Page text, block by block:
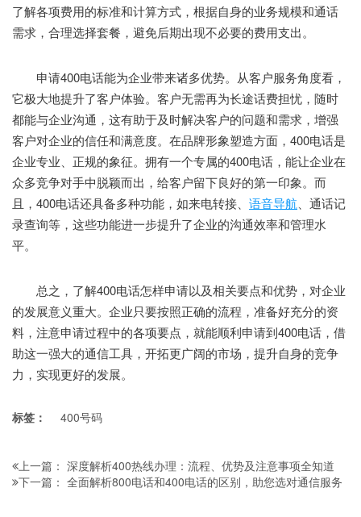
了解各项费用的标准和计算方式，根据自身的业务规模和通话
需求，合理选择套餐，避免后期出现不必要的费用支出。
申请400电话能为企业带来诸多优势。从客户服务角度看，
它极大地提升了客户体验。客户无需再为长途话费担忧，随时
都能与企业沟通，这有助于及时解决客户的问题和需求，增强
客户对企业的信任和满意度。在品牌形象塑造方面，400电话是
企业专业、正规的象征。拥有一个专属的400电话，能让企业在
众多竞争对手中脱颖而出，给客户留下良好的第一印象。而
且，400电话还具备多种功能，如来电转接、 语音导航 、通话记
录查询等，这些功能进一步提升了企业的沟通效率和管理水
平。
总之，了解400电话怎样申请以及相关要点和优势，对企业
的发展意义重大。企业只要按照正确的流程，准备好充分的资
料，注意申请过程中的各项要点，就能顺利申请到400电话，借
助这一强大的通信工具，开拓更广阔的市场，提升自身的竞争
力，实现更好的发展。
标签： 400号码
上一篇： 深度解析400热线办理：流程、优势及注意事项全知道
下一篇： 全面解析800电话和400电话的区别，助您选对通信服务